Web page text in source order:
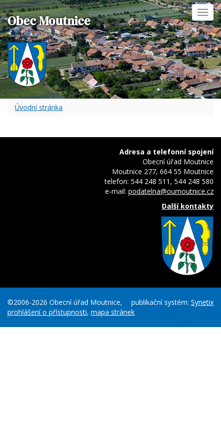
Obec Moutnice
Úvodní stránka
Adresa a telefonní spojení
Obecní úřad Moutnice
Moutnice 277, 664 55 Moutnice
telefon: 544 248 511, 544 248 580
e-mail: podatelna@oumoutnice.cz
Další kontakty
publikační systém: Synetix
©2006-2026 Obecní úřad Moutnice,
prohlášení o přístupnosti, mapa stránek